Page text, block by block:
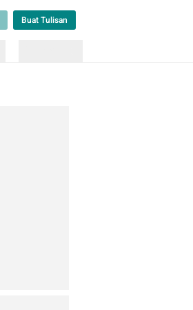
Buat Tulisan